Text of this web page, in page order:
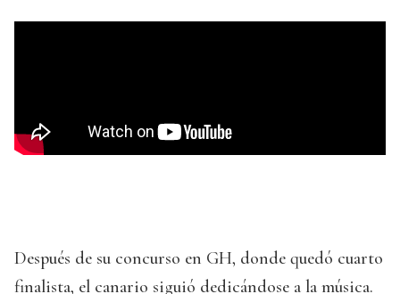
Después de su concurso en GH, donde quedó cuarto
finalista, el canario siguió dedicándose a la música.